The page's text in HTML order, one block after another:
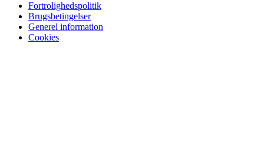
Fortrolighedspolitik
Brugsbetingelser
Generel information
Cookies